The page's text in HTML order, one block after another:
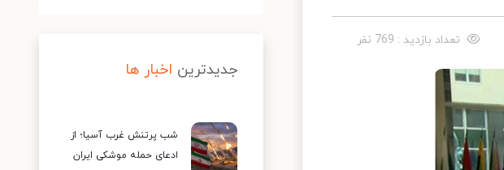
تعداد بازدید : 769 نفر
جدیدترین اخبار ها
شب پرتنش غرب آسیا؛ از
ادعای حمله موشکی ایران